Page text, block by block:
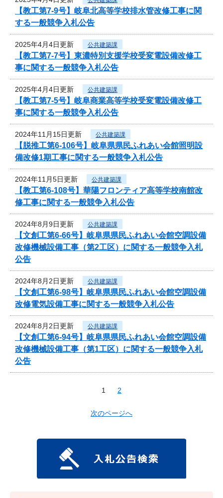
【教工第7-9号】岐阜北高等学校排水管改修工事に関
する一般競争入札公告
2025年4月4日更新 公共建築課
【教工第7-7号】東濃特別支援学校受変電設備改修工
事に関する一般競争入札公告
2025年4月4日更新 公共建築課
【教工第7-5号】岐阜商業高等学校受変電設備改修工
事に関する一般競争入札公告
2024年11月15日更新 公共建築課
【脱推工第6-106号】岐阜県県民ふれあい会館照明設
備改修1期工事に関する一般競争入札公告
2024年11月5日更新 公共建築課
【教工第6-108号】華陽フロンティア高等学校南館改
修工事に関する一般競争入札公告
2024年8月9日更新 公共建築課
【文創工第6-66号】岐阜県県民ふれあい会館空調設備
改修機械設備工事（第2工区）に関する一般競争入札
公告
2024年8月2日更新 公共建築課
【文創工第6-98号】岐阜県県民ふれあい会館空調設備
改修電気設備工事に関する一般競争入札公告
2024年8月2日更新 公共建築課
【文創工第6-94号】岐阜県県民ふれあい会館空調設備
改修機械設備工事（第1工区）に関する一般競争入札
公告
1 2
次のページへ